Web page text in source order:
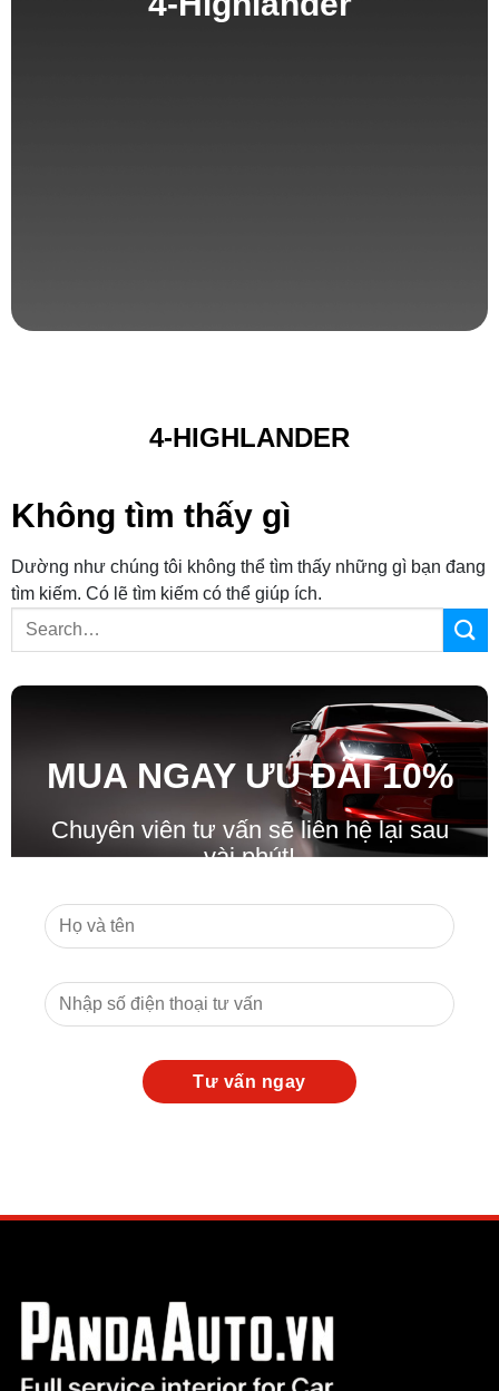
4-HIGHLANDER
Không tìm thấy gì
Dường như chúng tôi không thể tìm thấy những gì bạn đang
tìm kiếm. Có lẽ tìm kiếm có thể giúp ích.
MUA NGAY ƯU ĐÃI10%
Chuyên viên tư vấn sẽ liên hệ lại sau
vài phút!